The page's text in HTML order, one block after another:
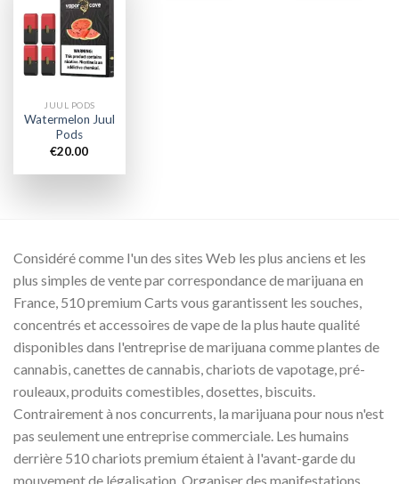
Add to
wishlist
JUUL PODS
Watermelon Juul
Pods
€20.00
Considéré comme l'un des sites Web les plus anciens et les
plus simples de vente par correspondance de marijuana en
France, 510 premium Carts vous garantissent les souches,
concentrés et accessoires de vape de la plus haute qualité
disponibles dans l'entreprise de marijuana comme plantes de
cannabis, canettes de cannabis, chariots de vapotage, pré-
rouleaux, produits comestibles, dosettes, biscuits.
Contrairement à nos concurrents, la marijuana pour nous n'est
pas seulement une entreprise commerciale. Les humains
derrière 510 chariots premium étaient à l'avant-garde du
mouvement de légalisation. Organiser des manifestations.